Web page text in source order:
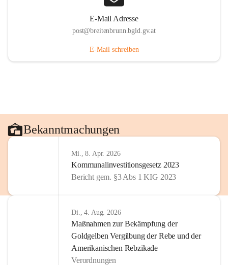
E-Mail Adresse
post@breitenbrunn.bgld.gv.at
E-Mail schreiben
Bekanntmachungen
Mi., 8. Apr. 2026
Kommunalinvestitionsgesetz 2023
Bericht gem. §3 Abs 1 KIG 2023
Di., 4. Aug. 2026
Maßnahmen zur Bekämpfung der
Goldgelben Vergilbung der Rebe und der
Amerikanischen Rebzikade
Verordnungen